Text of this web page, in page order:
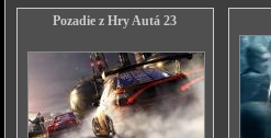
Pozadie z Hry Autá 23